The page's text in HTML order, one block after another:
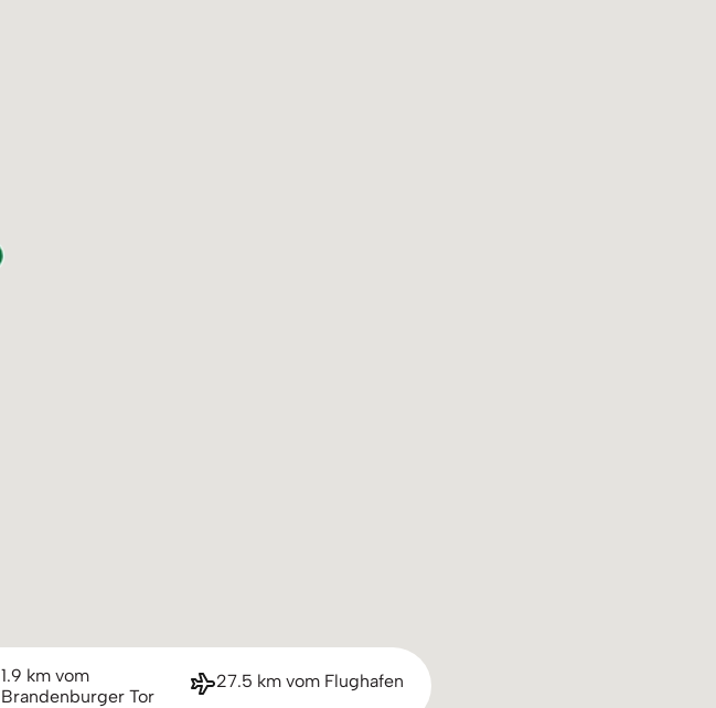
1.9 km vom
Brandenburger Tor
27.5 km vom Flughafen